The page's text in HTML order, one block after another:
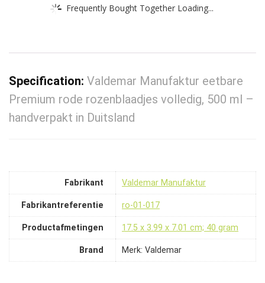
Frequently Bought Together Loading...
Specification: Valdemar Manufaktur eetbare
Premium rode rozenblaadjes volledig, 500 ml –
handverpakt in Duitsland
Fabrikant ‎Valdemar Manufaktur
Fabrikantreferentie ‎ro-01-017
Productafmetingen ‎17.5 x 3.99 x 7.01 cm; 40 gram
Brand Merk: Valdemar